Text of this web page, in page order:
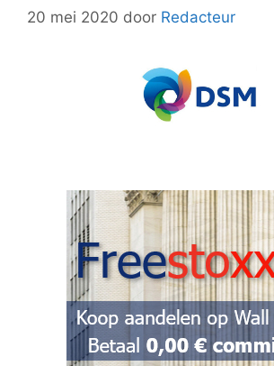
20 mei 2020 door Redacteur